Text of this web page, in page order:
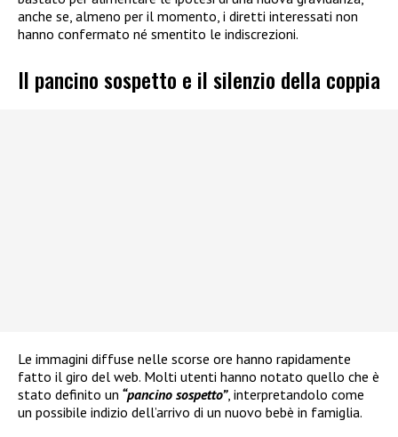
anche se, almeno per il momento, i diretti interessati non
hanno confermato né smentito le indiscrezioni.
Il pancino sospetto e il silenzio della coppia
Le immagini diffuse nelle scorse ore hanno rapidamente
fatto il giro del web. Molti utenti hanno notato quello che è
stato definito un “pancino sospetto”, interpretandolo come
un possibile indizio dell’arrivo di un nuovo bebè in famiglia.